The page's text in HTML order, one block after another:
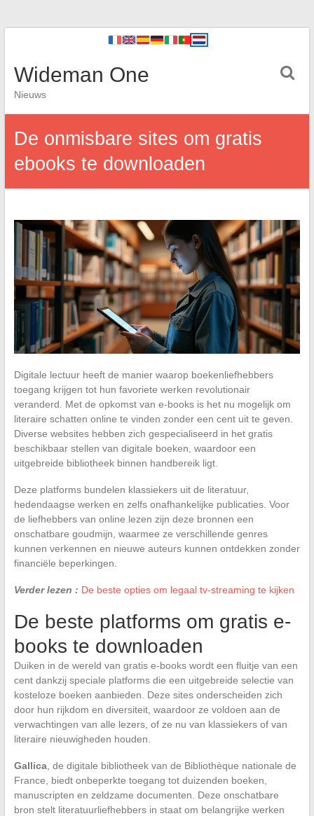
Wideman One
Nieuws
De onmisbare sites om gratis
ebooks te downloaden
Digitale lectuur heeft de manier waarop boekenliefhebbers
toegang krijgen tot hun favoriete werken revolutionair
veranderd. Met de opkomst van e-books is het nu mogelijk om
literaire schatten online te vinden zonder een cent uit te geven.
Diverse websites hebben zich gespecialiseerd in het gratis
beschikbaar stellen van digitale boeken, waardoor een
uitgebreide bibliotheek binnen handbereik ligt.
Deze platforms bundelen klassiekers uit de literatuur,
hedendaagse werken en zelfs onafhankelijke publicaties. Voor
de liefhebbers van online lezen zijn deze bronnen een
onschatbare goudmijn, waarmee ze verschillende genres
kunnen verkennen en nieuwe auteurs kunnen ontdekken zonder
financiële beperkingen.
Verder lezen : De beste opties om legaal tv-streaming te kijken
De beste platforms om gratis e-
books te downloaden
Duiken in de wereld van gratis e-books wordt een fluitje van een
cent dankzij speciale platforms die een uitgebreide selectie van
kosteloze boeken aanbieden. Deze sites onderscheiden zich
door hun rijkdom en diversiteit, waardoor ze voldoen aan de
verwachtingen van alle lezers, of ze nu van klassiekers of van
literaire nieuwigheden houden.
Gallica, de digitale bibliotheek van de Bibliothèque nationale de
France, biedt onbeperkte toegang tot duizenden boeken,
manuscripten en zeldzame documenten. Deze onschatbare
bron stelt literatuurliefhebbers in staat om belangrijke werken